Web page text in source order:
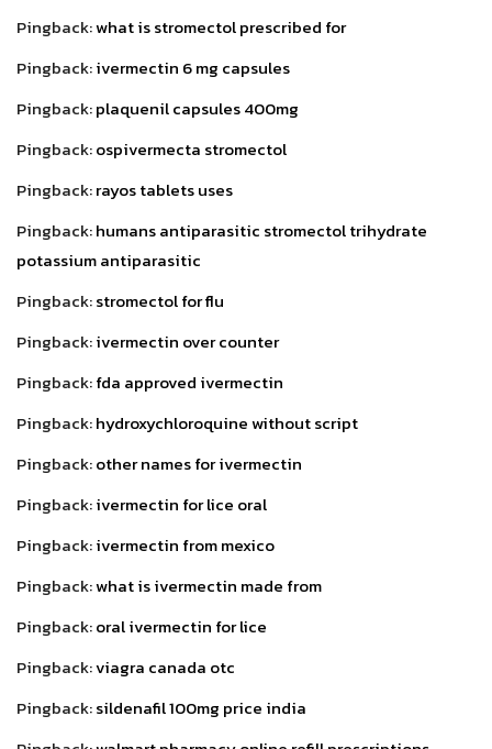
Pingback:what is stromectol prescribed for
Pingback:ivermectin 6 mg capsules
Pingback:plaquenil capsules 400mg
Pingback:ospivermecta stromectol
Pingback:rayos tablets uses
Pingback:humans antiparasitic stromectol trihydrate
potassium antiparasitic
Pingback:stromectol for flu
Pingback:ivermectin over counter
Pingback:fda approved ivermectin
Pingback:hydroxychloroquine without script
Pingback:other names for ivermectin
Pingback:ivermectin for lice oral
Pingback:ivermectin from mexico
Pingback:what is ivermectin made from
Pingback:oral ivermectin for lice
Pingback:viagra canada otc
Pingback:sildenafil 100mg price india